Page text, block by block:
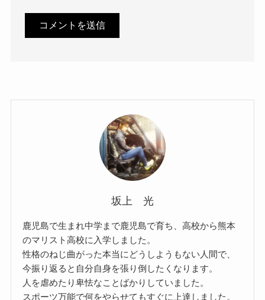
坂上 光
鹿児島で生まれ中学まで鹿児島で育ち、高校から熊本
のマリスト高校に入学しました。
性格のねじ曲がった本当にどうしようもない人間で、
今振り返ると自分自身を張り倒したくなります。
人を虐めたり卑怯なことばかりしていました。
スポーツ万能で何をやらせてもすぐに上達しました。